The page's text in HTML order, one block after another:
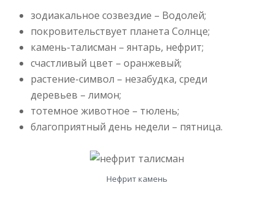
зодиакальное созвездие – Водолей;
покровительствует планета Солнце;
камень-талисман – янтарь, нефрит;
счастливый цвет – оранжевый;
растение-символ – незабудка, среди
деревьев – лимон;
тотемное животное – тюлень;
благоприятный день недели – пятница.
Нефрит камень